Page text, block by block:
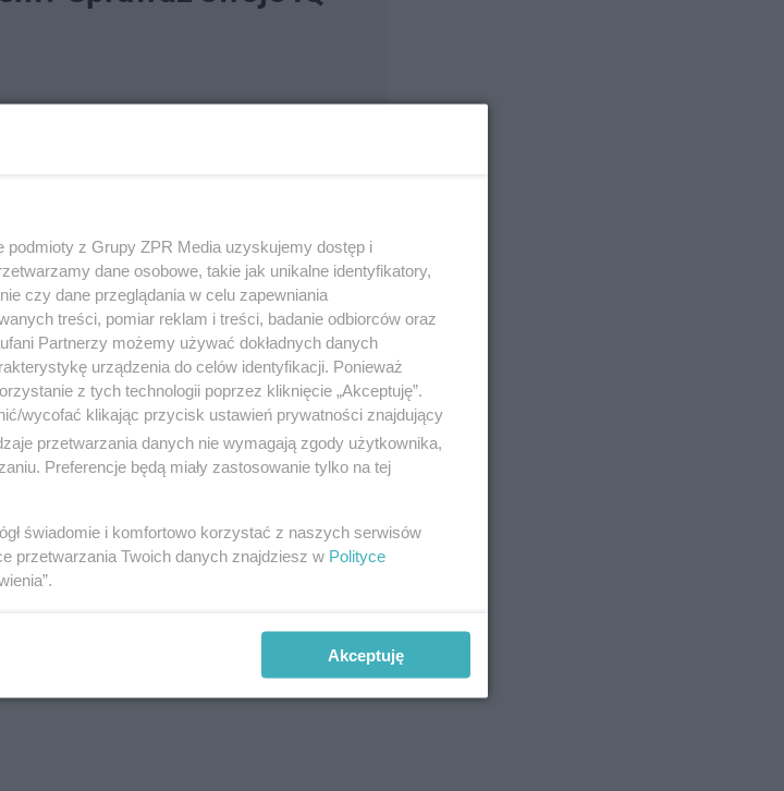
podmioty z Grupy ZPR Media uzyskujemy dostęp i
dane osobowe, takie jak unikalne identyfikatory,
czy dane przeglądania w celu zapewniania
treści, pomiar reklam i treści, badanie odbiorców oraz
Partnerzy możemy używać dokładnych danych
urządzenia do celów identyfikacji. Ponieważ
z tych technologii poprzez kliknięcie „Akceptuję”.
wycofać klikając przycisk ustawień prywatności znajdujący
przetwarzania danych nie wymagają zgody użytkownika,
Preferencje będą miały zastosowanie tylko na tej
świadomie i komfortowo korzystać z naszych serwisów
przetwarzania Twoich danych znajdziesz w Polityce
Akceptuję